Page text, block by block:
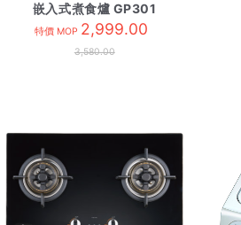
嵌入式煮食爐 GP301
SCHOTT
特價 MOP 2,999.00
3,580.00